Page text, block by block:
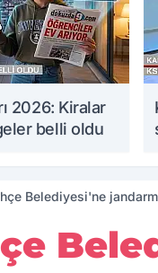
2026: Kiralar
belli oldu
Belediyesi'ne